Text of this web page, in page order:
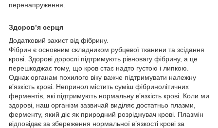
перенапруження.
Здоров’я серця
Додатковий захист від фібрину.
Фібрин є основним складником рубцевої тканини та зсідання
крові. Здорові дорослі підтримують рівновагу фібрину, а це
перешкоджає тому, що кров стає надто густою і липкою.
Однак органам похилого віку важче підтримувати належну
в’язкість крові. Непринол містить суміш фібринолітичних
ферментів, які підтримують нормальну в’язкість крові. Коли ми
здорові, наш організм зазвичай виділяє достатньо плазми,
ферменту, який діє як природний розріджувач крові. Плазмін
відповідає за збереження нормальної в’язкості крові за